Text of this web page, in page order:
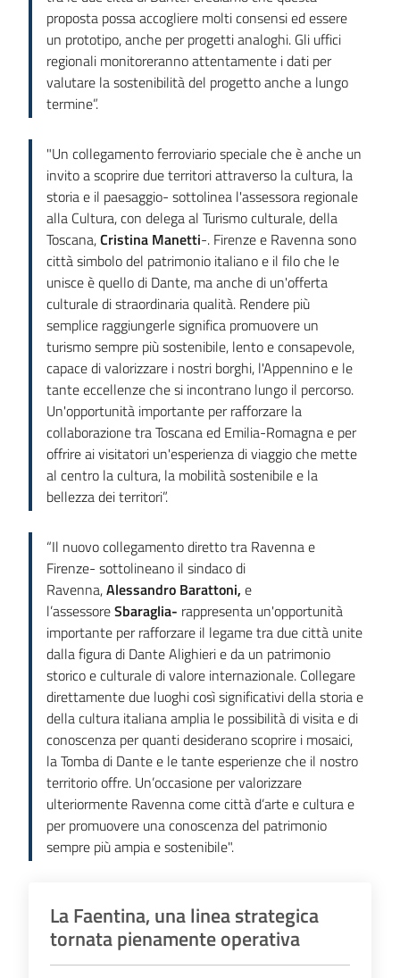
proposta possa accogliere molti consensi ed essere
un prototipo, anche per progetti analoghi. Gli uffici
regionali monitoreranno attentamente i dati per
valutare la sostenibilità del progetto anche a lungo
termine”.
"Un collegamento ferroviario speciale che è anche un
invito a scoprire due territori attraverso la cultura, la
storia e il paesaggio- sottolinea l'assessora regionale
alla Cultura, con delega al Turismo culturale, della
Toscana,Cristina Manetti-. Firenze e Ravenna sono
città simbolo del patrimonio italiano e il filo che le
unisce è quello di Dante, ma anche di un'offerta
culturale di straordinaria qualità. Rendere più
semplice raggiungerle significa promuovere un
turismo sempre più sostenibile, lento e consapevole,
capace di valorizzare i nostri borghi, l'Appennino e le
tante eccellenze che si incontrano lungo il percorso.
Un'opportunità importante per rafforzare la
collaborazione tra Toscana ed Emilia-Romagna e per
offrire ai visitatori un'esperienza di viaggio che mette
al centro la cultura, la mobilità sostenibile e la
bellezza dei territori”.
“Il nuovo collegamento diretto tra Ravenna e
Firenze- sottolineano il sindaco di
Ravenna,Alessandro Barattoni, e
l’assessoreSbaraglia- rappresenta un'opportunità
importante per rafforzare il legame tra due città unite
dalla figura di Dante Alighieri e da un patrimonio
storico e culturale di valore internazionale. Collegare
direttamente due luoghi così significativi della storia e
della cultura italiana amplia le possibilità di visita e di
conoscenza per quanti desiderano scoprire i mosaici,
la Tomba di Dante e le tante esperienze che il nostro
territorio offre. Un’occasione per valorizzare
ulteriormente Ravenna come città d’arte e cultura e
per promuovere una conoscenza del patrimonio
sempre più ampia e sostenibile".
La Faentina, una linea strategica
tornata pienamente operativa